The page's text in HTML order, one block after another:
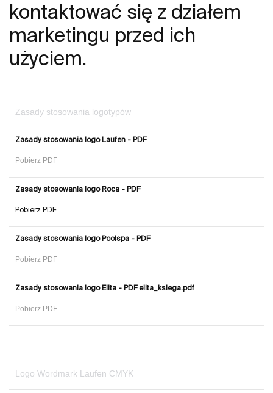
kontaktować się z działem
marketingu przed ich
użyciem.
Zasady stosowania logotypów
Zasady stosowania logo Laufen - PDF
Pobierz PDF
Zasady stosowania logo Roca - PDF
Pobierz PDF
Zasady stosowania logo Poolspa - PDF
Pobierz PDF
Zasady stosowania logo Elita - PDF elita_ksiega.pdf
Pobierz PDF
Logo Wordmark Laufen CMYK